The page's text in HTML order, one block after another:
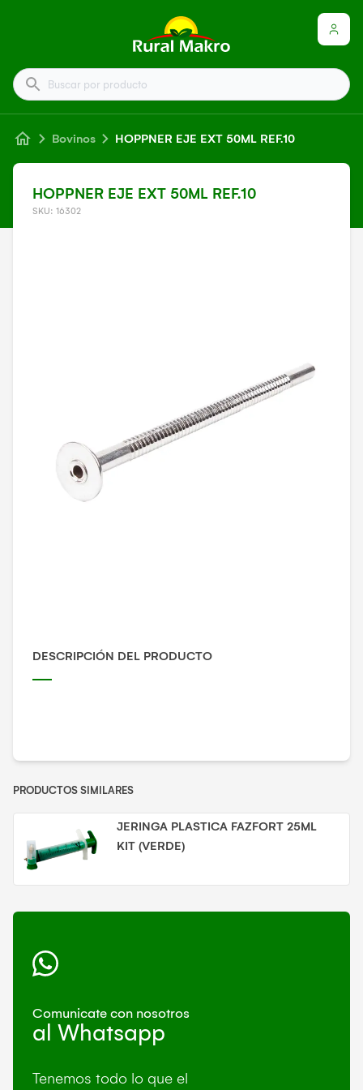
Buscar por producto
Bovinos HOPPNER EJE EXT 50ML REF.10
HOPPNER EJE EXT 50ML REF.10
SKU: 16302
DESCRIPCIÓN DEL PRODUCTO
PRODUCTOS SIMILARES
JERINGA PLASTICA FAZFORT 25ML
KIT (VERDE)
Comunicate con nosotros
al Whatsapp
Tenemos todo lo que el